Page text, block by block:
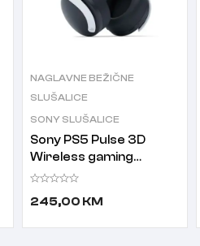
NAGLAVNE BEŽIČNE
SLUŠALICE
SONY SLUŠALICE
Sony PS5 Pulse 3D
Wireless gaming
bežične slušalice sa
245,00 KM